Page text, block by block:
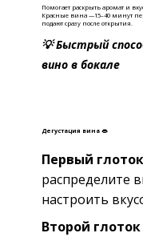
Помогает раскрыть аромат и
Красные вина —15–40 минут
подают сразу после открытия.
💡 Быстрый
вино в бокале
Дегустация вина 👄
Первый глоток
распределите
настроить
Второй глоток